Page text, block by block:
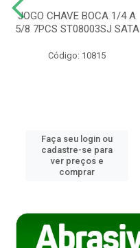
JOGO CHAVE BOCA 1/4 A
5/8 7PCS ST08003SJ SATA
Código: 10815
Faça seu login ou
cadastre-se para
ver preços e
comprar